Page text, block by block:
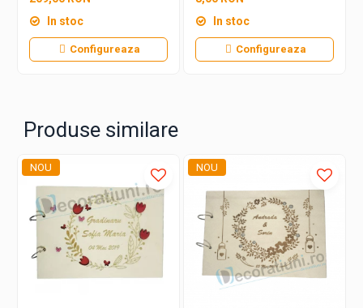
In stoc
Configureaza
In stoc
Configureaza
Produse similare
NOU NOU